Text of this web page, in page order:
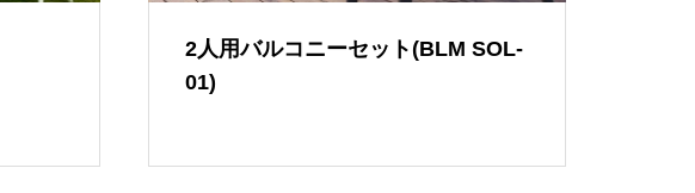
2人用バルコニーセット(BLM SOL-
01)